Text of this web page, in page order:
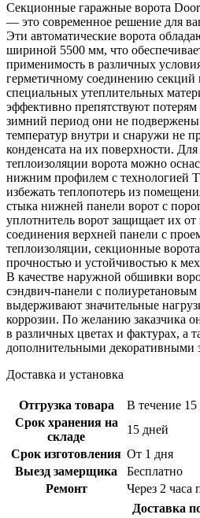
Секционные гаражные ворота
— это современное решение для
Эти автоматические ворота
шириной 5500 мм, что
применимость в различных
герметичному соединению секций
специальных утеплительных
эффективно препятствуют
зимний период они не подвержены
температур внутри и снаружи не
конденсата на их поверхности.
теплоизоляции ворота можно
нижним профилем с технологией
избежать теплопотерь из
стыка нижней панели ворот с
уплотнитель ворот защищает их от
соединения верхней панели с
теплоизоляции, секционные
прочностью и устойчивостью к
В качестве наружной обшивки
сэндвич-панели с
выдерживают значительные
коррозии. По желанию заказчика
в различных цветах и фактурах, а
дополнительными декоративными
Доставка и установка
Отгрузка товара
В течение 15
Срок хранения на
складе
15 дней
Срок изготовления От 1 дня
Выезд замерщика
Бесплатно
Ремонт
Через 2 часа
Доставка